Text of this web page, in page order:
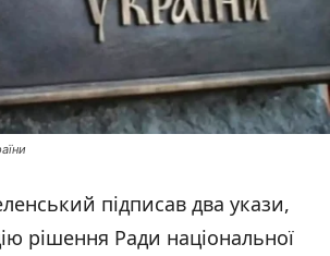
підписав два укази,
рішення Ради національної